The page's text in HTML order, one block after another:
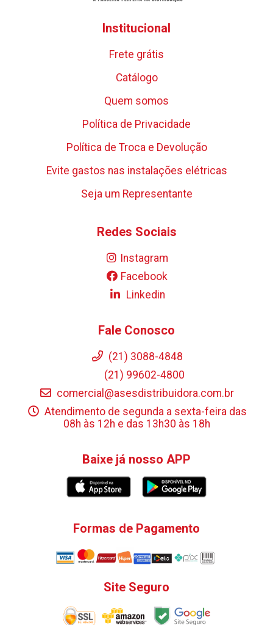
Institucional
Frete grátis
Catálogo
Quem somos
Política de Privacidade
Política de Troca e Devolução
Evite gastos nas instalações elétricas
Seja um Representante
Redes Sociais
Instagram
Facebook
Linkedin
Fale Conosco
(21) 3088-4848
(21) 99602-4800
comercial@asesdistribuidora.com.br
Atendimento de segunda a sexta-feira das
08h às 12h e das 13h30 às 18h
Baixe já nosso APP
Formas de Pagamento
Site Seguro